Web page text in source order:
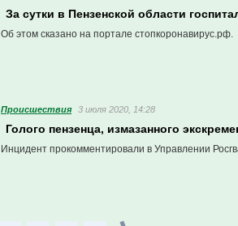
За сутки в Пензенской области
Об этом сказано на портале стопкоронавирус.рф.
Проиcшествия 3 июля 2020, 14:28
Голого пензенца, измазанного
Инцидент прокомментировали в Управлении